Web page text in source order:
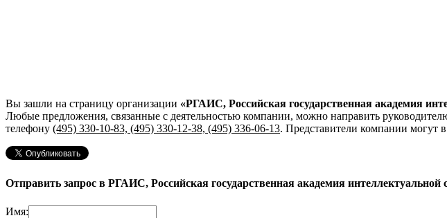
Вы зашли на страницу организации «РГАИС, Российская государственная академия
Любые предложения, связанные с деятельностью компании, можно направить
телефону (495) 330-10-83, (495) 330-12-38, (495) 336-06-13. Представители компании могут
Отправить запрос в РГАИС, Российская государственная академия интеллектуальной
Имя: